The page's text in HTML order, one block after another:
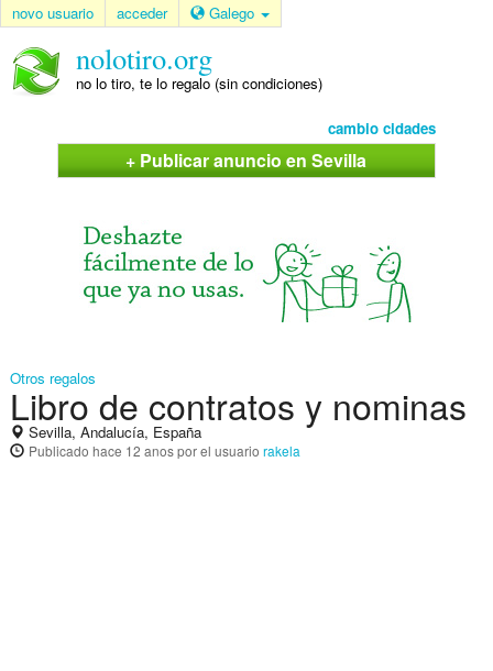
novo usuario acceder Galego
nolotiro.org
no lo tiro, te lo regalo (sin condiciones)
cambio cidades
+ Publicar anuncio en Sevilla
Otros regalos
Libro de contratos y nominas
Sevilla, Andalucía, España
Publicado hace 12 anospor el usuario rakela